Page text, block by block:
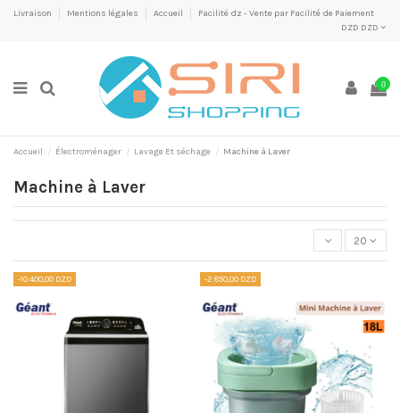
Livraison Mentions légales Accueil
Facilité dz - Vente par Facilité de Paiement
DZD DZD
0
Accueil Électroménager Lavage Et séchage Machine à Laver
Machine à Laver
20
-10 400,00 DZD -2 850,00 DZD